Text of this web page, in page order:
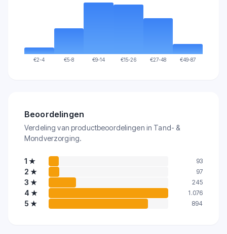
€2-4 €5-8 €9-14 €15-26 €27-48 €49-87
Beoordelingen
Verdeling van productbeoordelingen in Tand- &
Mondverzorging.
1 ★ 93
2 ★ 97
3 ★ 245
4 ★ 1.076
5 ★ 894